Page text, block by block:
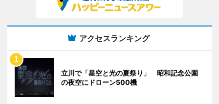
アクセスランキング
立川で「星空と光の夏祭り」 昭和記念公園
の夜空にドローン500機